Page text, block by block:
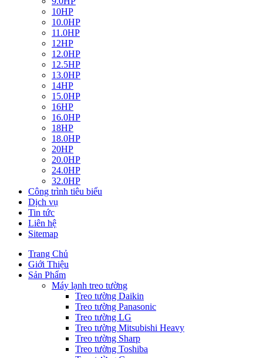
10HP
10.0HP
11.0HP
12HP
12.0HP
12.5HP
13.0HP
14HP
15.0HP
16HP
16.0HP
18HP
18.0HP
20HP
20.0HP
24.0HP
32.0HP
Công trình tiêu biểu
Dịch vụ
Tin tức
Liên hệ
Sitemap
Trang Chủ
Giới Thiệu
Sản Phẩm
Máy lạnh treo tường
Treo tường Daikin
Treo tường Panasonic
Treo tường LG
Treo tường Mitsubishi Heavy
Treo tường Sharp
Treo tường Toshiba